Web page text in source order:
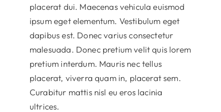
placerat dui. Maecenas vehicula euismod
ipsum eget elementum. Vestibulum eget
dapibus est. Donec varius consectetur
malesuada. Donec pretium velit quis lorem
pretium interdum. Mauris nec tellus
placerat, viverra quam in, placerat sem.
Curabitur mattis nisl eu eros lacinia
ultrices.